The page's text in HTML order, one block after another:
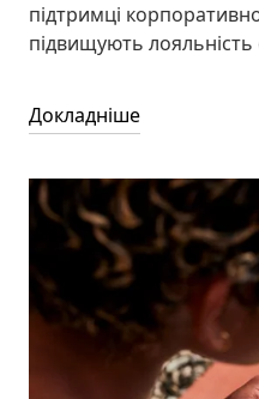
підтримці
підвищують лояльність
Докладніше